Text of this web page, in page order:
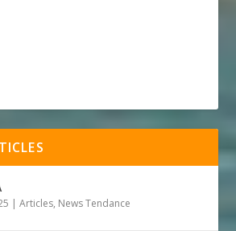
|Articles, News Tendance